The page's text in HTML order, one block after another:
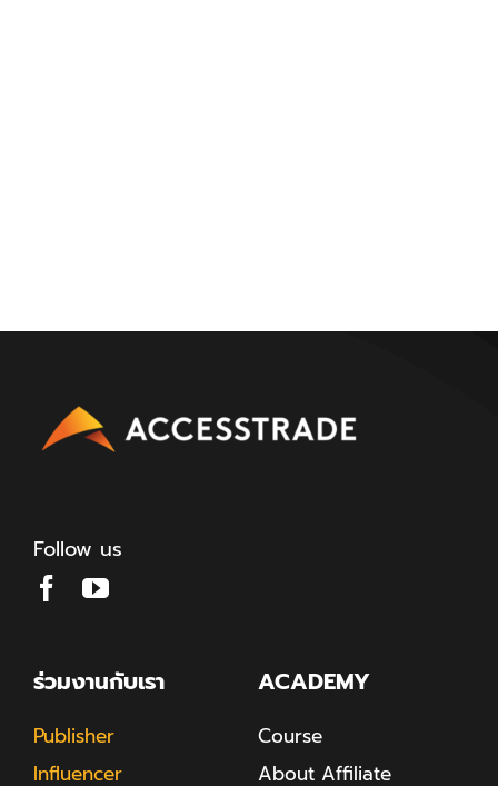
Follow us
ร่วมงานกับเรา
Publisher
Influencer
ACADEMY
Course
About Affiliate